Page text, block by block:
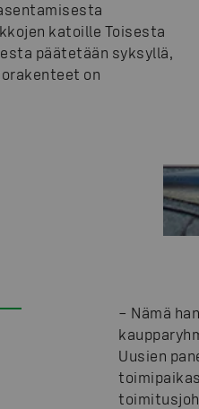
katoille Toisesta
päätetään syksyllä,
on
– Nämä
Uusien